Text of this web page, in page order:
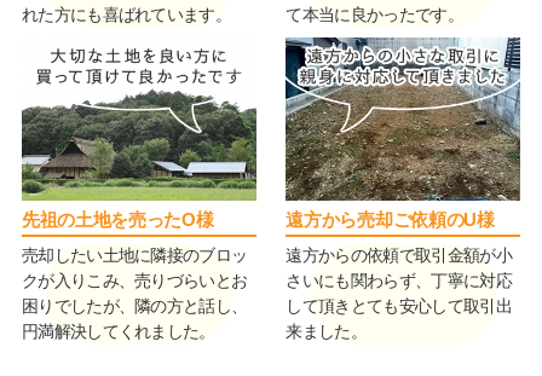
れた方にも喜ばれています。
て本当に良かったです。
先祖の土地を売ったO様
売却したい土地に隣接のブロッ
クが入りこみ、売りづらいとお
困りでしたが、隣の方と話し、
円満解決してくれました。
遠方から売却ご依頼のU様
遠方からの依頼で取引金額が小
さいにも関わらず、丁寧に対応
して頂きとても安心して取引出
来ました。